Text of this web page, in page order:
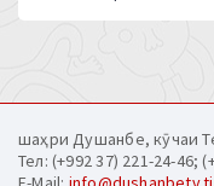
шаҳри Душанбе, кӯчаи
Тел: (+992 37) 221-24-46;